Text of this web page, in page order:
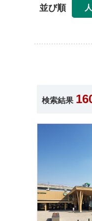
並び順
検索結果